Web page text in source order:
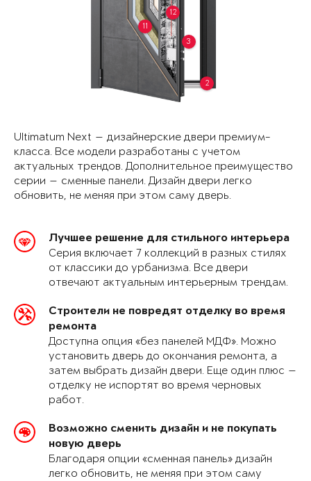
2
3
11
12
Ultimatum Next — дизайнерские двери премиум-
класса. Все модели разработаны с учетом
актуальных трендов. Дополнительное преимущество
серии — сменные панели. Дизайн двери легко
обновить, не меняя при этом саму дверь.
Лучшее решение для стильного интерьера
Серия включает 7 коллекций в разных стилях
от классики до урбанизма. Все двери
отвечают актуальным интерьерным трендам.
Строители не повредят отделку во время
ремонта
Доступна опция «без панелей МДФ». Можно
установить дверь до окончания ремонта, а
затем выбрать дизайн двери. Еще один плюс —
отделку не испортят во время черновых
работ.
Возможно сменить дизайн и не покупать
новую дверь
Благодаря опции «сменная панель» дизайн
легко обновить, не меняя при этом саму